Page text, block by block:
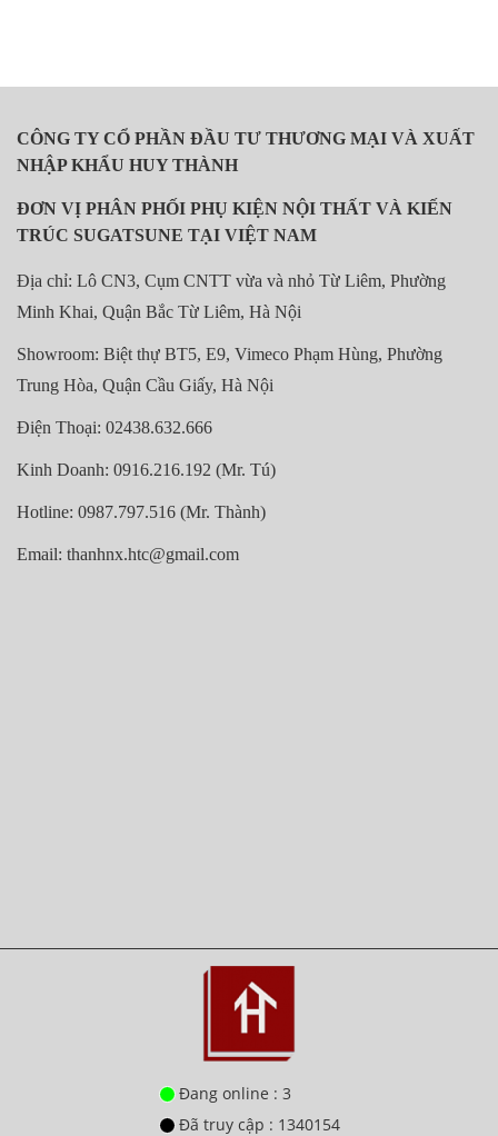
CÔNG TY CỔ PHẦN ĐẦU TƯ THƯƠNG MẠI VÀ XUẤT
NHẬP KHẨU HUY THÀNH
ĐƠN VỊ PHÂN PHỐI PHỤ KIỆN NỘI THẤT VÀ KIẾN
TRÚC SUGATSUNE TẠI VIỆT NAM
Địa chỉ: Lô CN3, Cụm CNTT vừa và nhỏ Từ Liêm, Phường
Minh Khai, Quận Bắc Từ Liêm, Hà Nội
Showroom: Biệt thự BT5, E9, Vimeco Phạm Hùng, Phường
Trung Hòa, Quận Cầu Giấy, Hà Nội
Điện Thoại: 02438.632.666
Kinh Doanh: 0916.216.192 (Mr. Tú)
Hotline: 0987.797.516 (Mr. Thành)
Email: thanhnx.htc@gmail.com
Đang online : 3
Đã truy cập : 1340154